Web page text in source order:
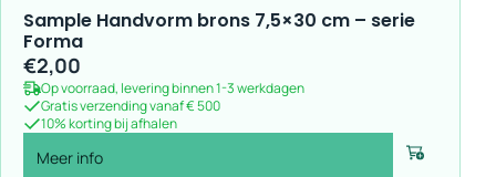
Sample Handvorm brons 7,5×30 cm – serie
Forma
€2,00
Op voorraad, levering binnen 1-3 werkdagen
Gratis verzending vanaf € 500
10% korting bij afhalen
Meer info Voeg toe